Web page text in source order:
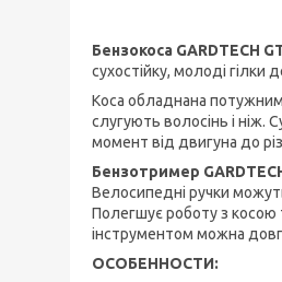
Бензокоса GARDTECH
сухостійку, молоді гілки
Коса обладнана
слугують волосінь і ніж.
момент від двигуна до
Бензотример
Велосипедні ручки
Полегшує роботу з косою
інструментом можна
ОСОБЕННОСТИ: